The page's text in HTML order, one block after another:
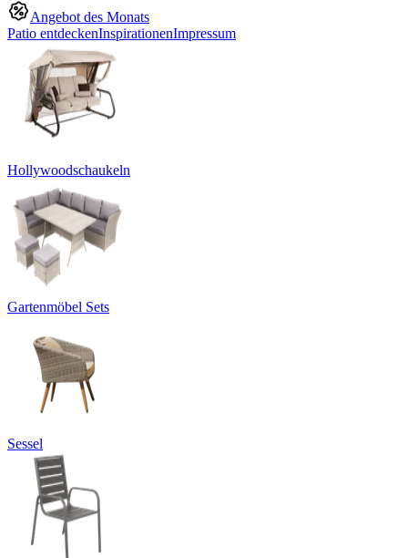
Angebot des Monats
Patio entdeckenInspirationenImpressum
Hollywoodschaukeln
Gartenmöbel Sets
Sessel